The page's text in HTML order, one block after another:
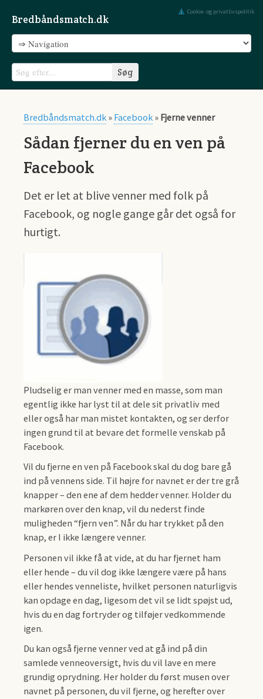
Bredbåndsmatch.dk
Cookie- og privatlivspolitik
Bredbåndsmatch.dk » Facebook » Fjerne venner
Sådan fjerner du en ven på
Facebook
Det er let at blive venner med folk på
Facebook, og nogle gange går det også for
hurtigt.
Pludselig er man venner med en masse, som man
egentlig ikke har lyst til at dele sit privatliv med
eller også har man mistet kontakten, og ser derfor
ingen grund til at bevare det formelle venskab på
Facebook.
Vil du fjerne en ven på Facebook skal du dog bare gå
ind på vennens side. Til højre for navnet er der tre grå
knapper – den ene af dem hedder venner. Holder du
markøren over den knap, vil du nederst finde
muligheden “fjern ven”. Når du har trykket på den
knap, er I ikke længere venner.
Personen vil ikke få at vide, at du har fjernet ham
eller hende – du vil dog ikke længere være på hans
eller hendes venneliste, hvilket personen naturligvis
kan opdage en dag, ligesom det vil se lidt spøjst ud,
hvis du en dag fortryder og tilføjer vedkommende
igen.
Du kan også fjerne venner ved at gå ind på din
samlede venneoversigt, hvis du vil lave en mere
grundig oprydning. Her holder du først musen over
navnet på personen, du vil fjerne, og herefter over